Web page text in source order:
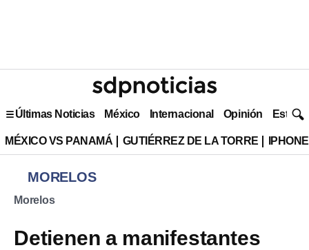
Últimas Noticias México Internacional Opinión Estilo
MÉXICO VS PANAMÁ GUTIÉRREZ DE LA TORRE
MORELOS
Morelos
Detienen a manifestantes